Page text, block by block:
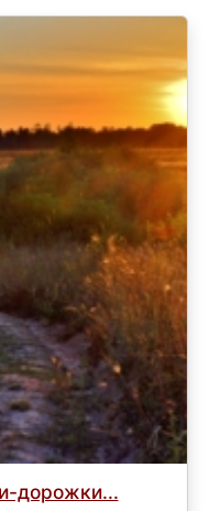
дорожки...